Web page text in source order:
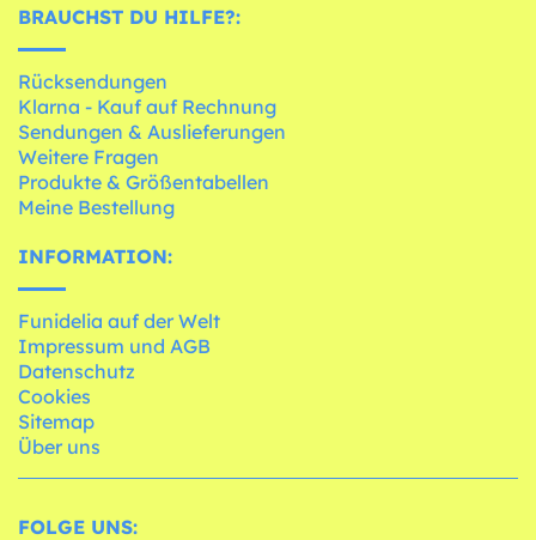
BRAUCHST DU HILFE?:
Rücksendungen
Klarna - Kauf auf Rechnung
Sendungen & Auslieferungen
Weitere Fragen
Produkte & Größentabellen
Meine Bestellung
INFORMATION:
Funidelia auf der Welt
Impressum und AGB
Datenschutz
Cookies
Sitemap
Über uns
FOLGE UNS: